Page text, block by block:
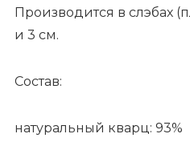
Производится в слэбах
и 3 см.
Состав:
натуральный кварц: 93%